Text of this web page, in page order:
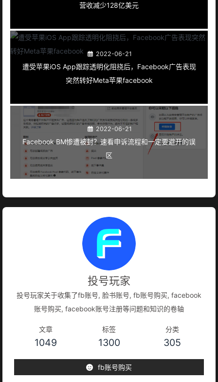
营收减少128亿美元
2022-06-21
遭受苹果iOS App跟踪透明化阻挠后，Facebook广告表现
突然转好Meta苹果facebook
2022-06-21
Facebook BM惨遭被封？速看申诉流程和一定要避开的误
区
投号玩家
投号玩家关于收集了fb账号, 脸书账号, fb账号购买, facebook
账号购买, facebook账号注册等问题和知识的卷轴
文章
1049
标签
1300
分类
305
fb账号购买